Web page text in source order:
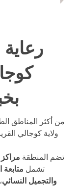
ولاية كوجالي
تضم المنطقة
تشمل متابعة
والتجميل النسائي